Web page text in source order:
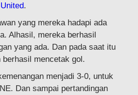
.
yang mereka hadapi ada
Alhasil, mereka berhasil
yang ada. Dan pada saat itu
berhasil mencetak gol.
menjadi 3-0, untuk
Dan sampai pertandingan